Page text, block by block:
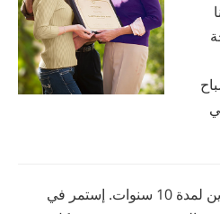
Turkish
الهيروين لمدة 10 سنوات. إستمر في